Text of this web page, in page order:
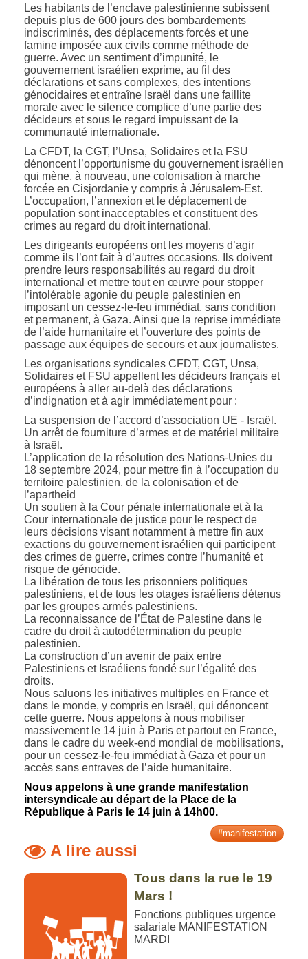
Les habitants de l’enclave palestinienne subissent
depuis plus de 600 jours des bombardements
indiscriminés, des déplacements forcés et une
famine imposée aux civils comme méthode de
guerre. Avec un sentiment d’impunité, le
gouvernement israélien exprime, au fil des
déclarations et sans complexes, des intentions
génocidaires et entraîne Israël dans une faillite
morale avec le silence complice d’une partie des
décideurs et sous le regard impuissant de la
communauté internationale.
La CFDT, la CGT, l’Unsa, Solidaires et la FSU
dénoncent l’opportunisme du gouvernement israélien
qui mène, à nouveau, une colonisation à marche
forcée en Cisjordanie y compris à Jérusalem-Est.
L’occupation, l’annexion et le déplacement de
population sont inacceptables et constituent des
crimes au regard du droit international.
Les dirigeants européens ont les moyens d’agir
comme ils l’ont fait à d’autres occasions. Ils doivent
prendre leurs responsabilités au regard du droit
international et mettre tout en œuvre pour stopper
l’intolérable agonie du peuple palestinien en
imposant un cessez-le-feu immédiat, sans condition
et permanent, à Gaza. Ainsi que la reprise immédiate
de l’aide humanitaire et l’ouverture des points de
passage aux équipes de secours et aux journalistes.
Les organisations syndicales CFDT, CGT, Unsa,
Solidaires et FSU appellent les décideurs français et
européens à aller au-delà des déclarations
d’indignation et à agir immédiatement pour :
La suspension de l’accord d’association UE - Israël.
Un arrêt de fourniture d’armes et de matériel militaire
à Israël.
L’application de la résolution des Nations-Unies du
18 septembre 2024, pour mettre fin à l’occupation du
territoire palestinien, de la colonisation et de
l’apartheid
Un soutien à la Cour pénale internationale et à la
Cour internationale de justice pour le respect de
leurs décisions visant notamment à mettre fin aux
exactions du gouvernement israélien qui participent
des crimes de guerre, crimes contre l’humanité et
risque de génocide.
La libération de tous les prisonniers politiques
palestiniens, et de tous les otages israéliens détenus
par les groupes armés palestiniens.
La reconnaissance de l’État de Palestine dans le
cadre du droit à autodétermination du peuple
palestinien.
La construction d’un avenir de paix entre
Palestiniens et Israéliens fondé sur l’égalité des
droits.
Nous saluons les initiatives multiples en France et
dans le monde, y compris en Israël, qui dénoncent
cette guerre. Nous appelons à nous mobiliser
massivement le 14 juin à Paris et partout en France,
dans le cadre du week-end mondial de mobilisations,
pour un cessez-le-feu immédiat à Gaza et pour un
accès sans entraves de l’aide humanitaire.
Nous appelons à une grande manifestation
intersyndicale au départ de la Place de la
République à Paris le 14 juin à 14h00.
#manifestation
A lire aussi
Tous dans la rue le 19
Mars !
Fonctions publiques urgence
salariale MANIFESTATION
MARDI